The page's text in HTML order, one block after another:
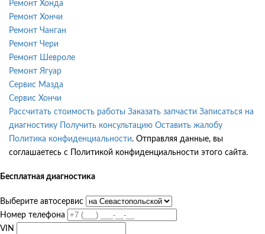
Ремонт Хонда
Ремонт Хончи
Ремонт Чанган
Ремонт Чери
Ремонт Шевроле
Ремонт Ягуар
Сервис Мазда
Сервис Хончи
Рассчитать стоимость работы Заказать запчасти Записаться на
диагностику
Получить консультацию Оставить жалобу
Политика конфиденциальности. Отправляя данные, вы
соглашаетесь с Политикой конфиденциальности этого сайта.
Бесплатная диагностика
Выберите автосервис
Номер телефона
VIN